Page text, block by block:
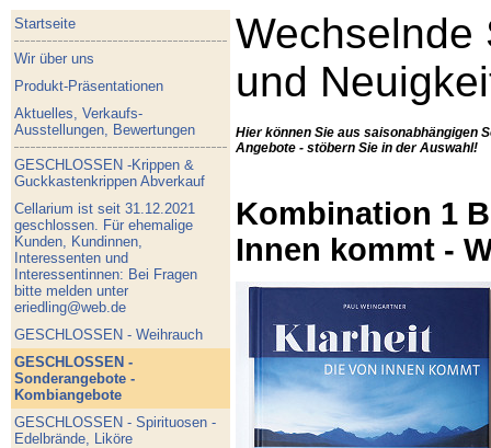
Startseite
Wir über uns
Produkt-Präsentationen
Aktuelles, Verkaufs-
Ausstellungen, Bewertungen
GESCHLOSSEN -Krippen &
Guckkastenkrippen Abverkauf
Cellarium ist seit 31.12.2021
geschlossen. Für ehemalige
Kunden, Kundinnen,
Interessenten und
Interessentinnen: Bei Fragen
bitte melden unter
eriedling@web.de
GESCHLOSSEN - Weihrauch
GESCHLOSSEN -
Sonderangebote -
Kombiangebote
GESCHLOSSEN - Spirituosen -
Edelbrände, Liköre
Wechselnde
und
Hier können Sie aus saisonabhängigen
Angebote - stöbern Sie in der Auswahl!
Kombination 1
Innen kommt -